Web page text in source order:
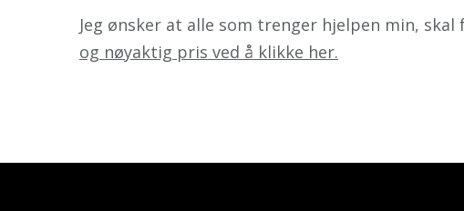
Jeg ønsker at alle som trenger hjelpen min,
og nøyaktig pris ved å klikke her.